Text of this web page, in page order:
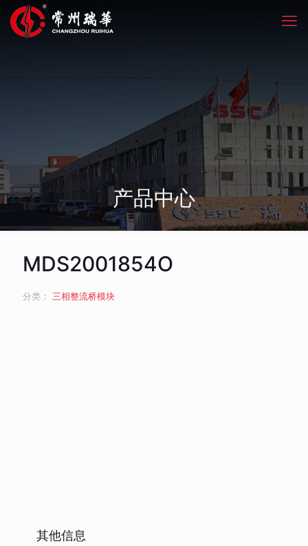
产品中心
MDS2001854O
分类： 三相整流桥模块
其他信息